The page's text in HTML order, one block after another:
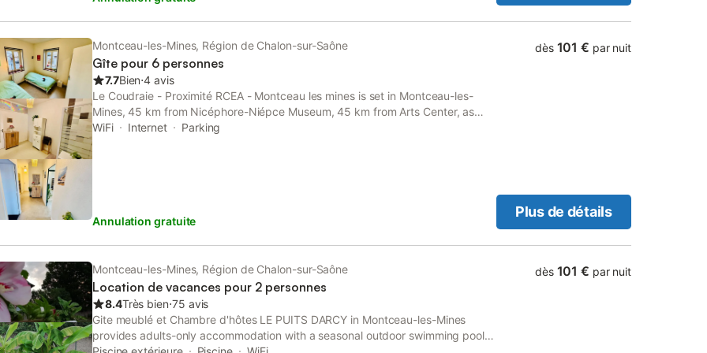
Montceau-les-Mines, Région de Chalon-sur-Saône
Gîte pour 6 personnes
7.7Bien⋅4 avis
Le Coudraie - Proximité RCEA - Montceau les mines is set in Montceau-les-
Mines, 45 km from Nicéphore-Niépce Museum, 45 km from Arts Center, as
well as 45 km from Chalon Cathedral.
WiFi Internet Parking
Annulation gratuite
dès 101 € par nuit
Plus de détails
Montceau-les-Mines, Région de Chalon-sur-Saône
Location de vacances pour 2 personnes
8.4Très bien⋅75 avis
Gite meublé et Chambre d'hôtes LE PUITS DARCY in Montceau-les-Mines
provides adults-only accommodation with a seasonal outdoor swimming pool
dès 101 € par nuit